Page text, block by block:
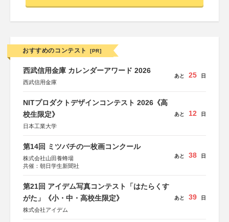
おすすめのコンテスト [PR]
西武信用金庫 カレンダーアワード 2026
西武信用金庫
あと 25 日
NITプロダクトデザインコンテスト 2026《高
校生限定》
日本工業大学
あと 12 日
第14回 ミツバチの一枚画コンクール
株式会社山田養蜂場
共催：朝日学生新聞社
あと 38 日
第21回 アイデム写真コンテスト「はたらくす
がた」《小・中・高校生限定》
株式会社アイデム
あと 39 日